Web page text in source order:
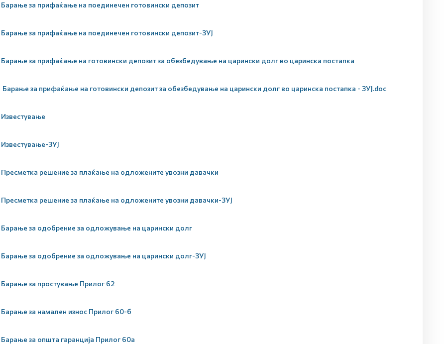
Барање за прифаќање на поединечен готовински депозит
Барање за прифаќање на поединечен готовински депозит-ЗУЈ
Барање за прифаќање на готовински депозит за обезбедување на царински долг во царинска постапка
Барање за прифаќање на готовински депозит за обезбедување на царински долг во царинска постапка - ЗУЈ.doc
Известување
Известување-ЗУЈ
Пресметка решение за плаќање на одложените увозни давачки
Пресметка решение за плаќање на одложените увозни давачки-ЗУЈ
Барање за одобрение за одложување на царински долг
Барање за одобрение за одложување на царински долг-ЗУЈ
Барање за простување Прилог 62
Барање за намален износ Прилог 60-б
Барање за општа гаранција Прилог 60а